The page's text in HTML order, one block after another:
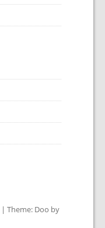
| Theme: Doo by